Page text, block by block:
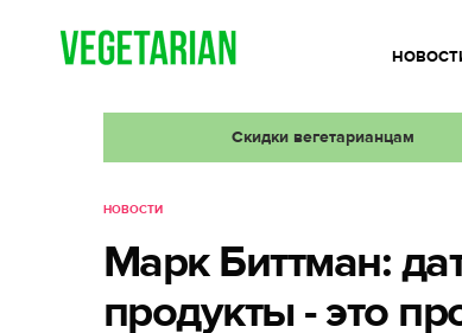
Скидки вегетарианцам
НОВОСТИ
Марк Биттман:
продукты - это